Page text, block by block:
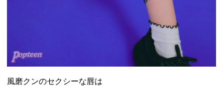
風磨クンのセクシーな唇は